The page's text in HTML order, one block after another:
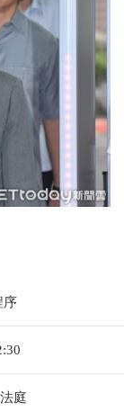
序
庭